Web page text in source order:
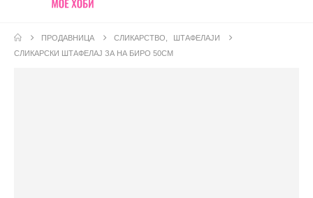
ПРОДАВНИЦА СЛИКАРСТВО
ШТАФЕЛАЈИ
СЛИКАРСКИ ШТАФЕЛАЈ ЗА НА БИРО 50CM